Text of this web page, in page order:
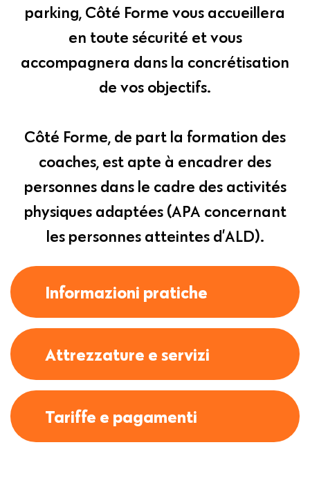
parking, Côté Forme vous accueillera
en toute sécurité et vous
accompagnera dans la concrétisation
de vos objectifs.
Côté Forme, de part la formation des
coaches, est apte à encadrer des
personnes dans le cadre des activités
physiques adaptées (APA concernant
les personnes atteintes d’ALD).
Informazioni pratiche
Attrezzature e servizi
Tariffe e pagamenti